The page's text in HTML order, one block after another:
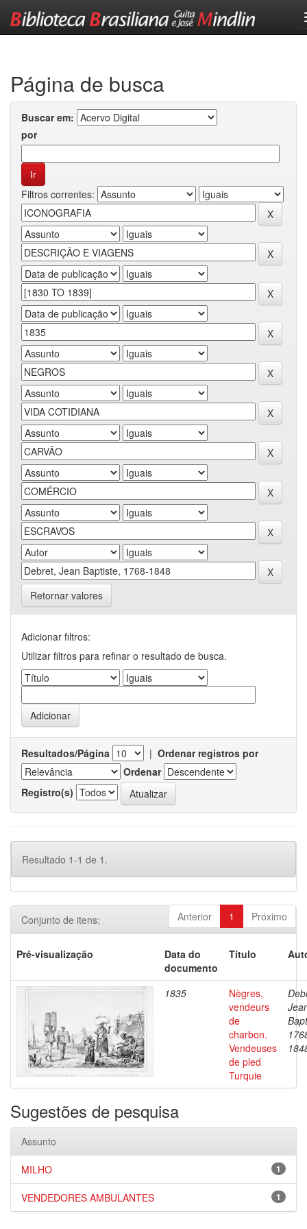
Página de busca
Buscar em:
por
Filtros correntes:
Retornar valores
Adicionar filtros:
Utilizar filtros para refinar o resultado de busca.
Resultados/Página | Ordenar registros por
Ordenar
Registro(s)
Resultado 1-1 de 1.
Anterior 1 Próximo
Conjunto de itens:
Pré-visualização
Data do
documento
Título
1835
Nègres,
vendeurs
de
charbon.
Vendeuses
de pled
Turquie
Sugestões de pesquisa
Assunto
1
MILHO
1
VENDEDORES AMBULANTES